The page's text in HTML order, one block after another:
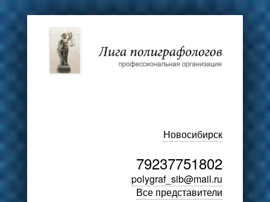
Новосибирск
79237751802
polygraf_sib@mail.ru
Все представители